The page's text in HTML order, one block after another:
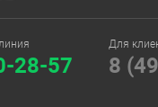
28-57
Для
8